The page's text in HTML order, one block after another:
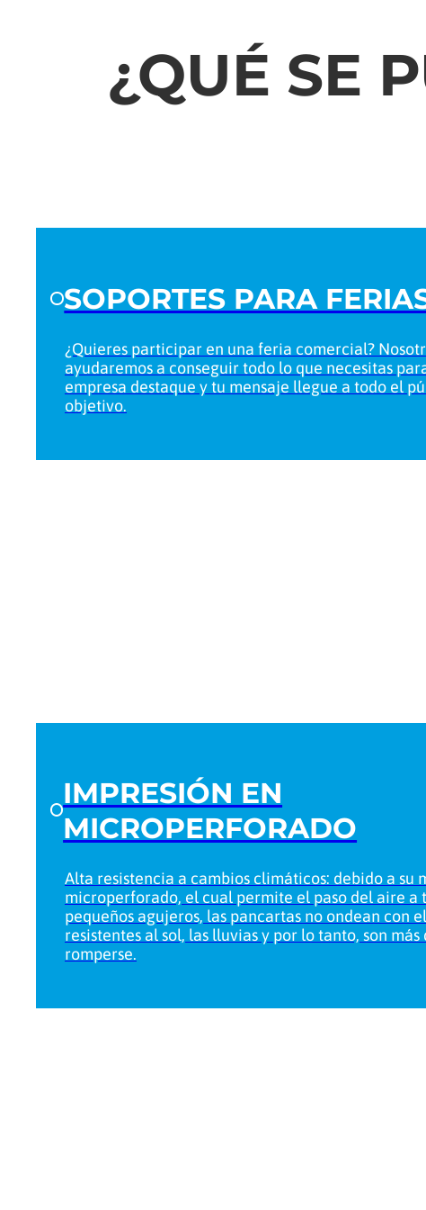
¿QUÉ SE
SOPORTES PARA
¿Quieres participar en una feria comercial?
ayudaremos a conseguir todo lo que necesitas
empresa destaque y tu mensaje llegue a todo el
objetivo.
IMPRESIÓN EN
MICROPERFORADO
Alta resistencia a cambios climáticos: debido a su
microperforado, el cual permite el paso del aire a
pequeños agujeros, las pancartas no ondean con
resistentes al sol, las lluvias y por lo tanto, son
romperse.